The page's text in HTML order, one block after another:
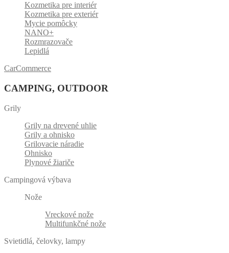
Kozmetika pre interiér
Kozmetika pre exteriér
Mycie pomôcky
NANO+
Rozmrazovače
Lepidlá
CarCommerce
CAMPING, OUTDOOR
Grily
Grily na drevené uhlie
Grily a ohnisko
Grilovacie náradie
Ohnisko
Plynové žiariče
Campingová výbava
Nože
Vreckové nože
Multifunkčné nože
Svietidlá, čelovky, lampy